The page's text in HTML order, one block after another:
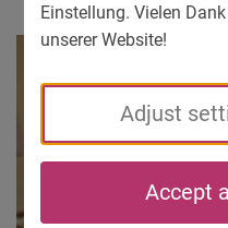
Einstellung. Vielen
unserer Website!
Adjust
Accept